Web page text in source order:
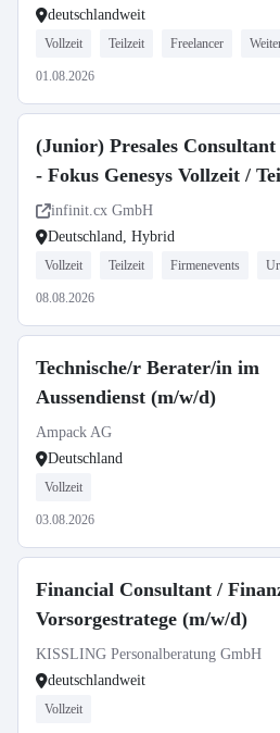
deutschlandweit
Vollzeit Teilzeit Freelancer
01.08.2026
(Junior) Presales
- Fokus Genesys Vollzeit /
infinit.cx GmbH
Deutschland, Hybrid
Vollzeit Teilzeit Firmenevents
08.08.2026
Technische/r Berater/in im
Aussendienst (m/w/d)
Ampack AG
Deutschland
Vollzeit
03.08.2026
Financial Consultant /
Vorsorgestratege (m/w/d)
KISSLING Personalberatung GmbH
deutschlandweit
Vollzeit